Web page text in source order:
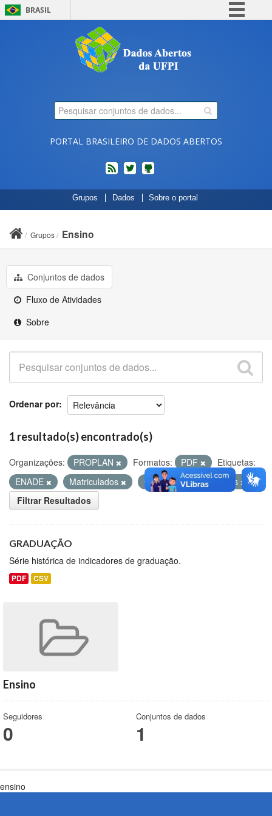
BRASIL
Comunica BR
Participe
Legislação
PORTAL BRASILEIRO DE DADOS ABERTOS
feed twitterCódigos
fonte
de
Grupos Dados Sobre o portal
Grupos Ensino
Conjuntos de dados
Fluxo de Atividades
Sobre
Ordenar por
1 resultado(s) encontrado(s)
Organizações: PROPLAN Formatos: PDF
Etiquetas:
ENADE
Matriculados Concluintes
Vagas
Filtrar Resultados
GRADUAÇÃO
Série histórica de indicadores de graduação.
PDF CSV
Ensino
Seguidores
0
Conjuntos de dados
1
ensino